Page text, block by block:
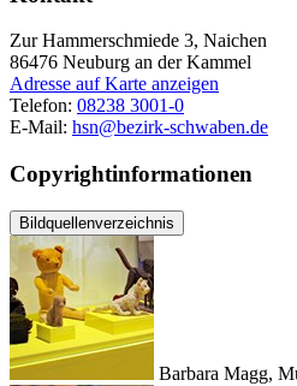
Zur Hammerschmiede 3, Naichen
86476 Neuburg an der Kammel
Adresse auf Karte anzeigen
Telefon: 08238 3001-0
E-Mail: hsn@bezirk-schwaben.de
Copyrightinformationen
Bildquellenverzeichnis
Barbara Magg,